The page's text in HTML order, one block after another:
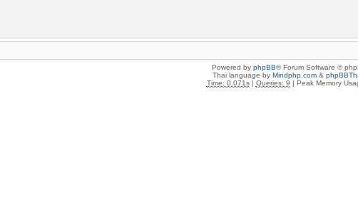
Powered by phpBB® Forum Software ©
Thai language by Mindphp.com&
Time: 0.071s| Queries: 9 | Peak Memory